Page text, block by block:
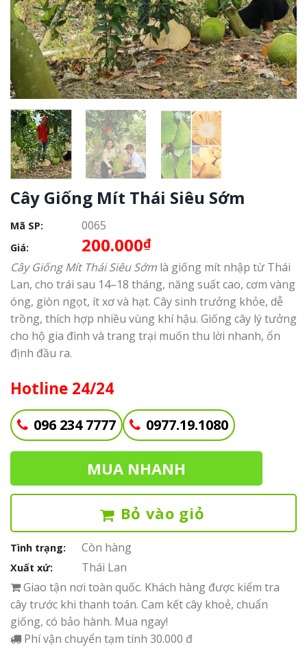
Cây Giống Mít Thái Siêu Sớm
Mã SP: 0065
Giá: 200.000₫
Cây Giống Mít Thái Siêu Sớm là giống mít nhập từ Thái
Lan, cho trái sau 14–18 tháng, năng suất cao, cơm vàng
óng, giòn ngọt, ít xơ và hạt. Cây sinh trưởng khỏe, dễ
trồng, thích hợp nhiều vùng khí hậu. Giống cây lý tưởng
cho hộ gia đình và trang trại muốn thu lời nhanh, ổn
định đầu ra.
Hotline 24/24
096 234 7777 0977.19.1080
MUA NHANH
Bỏ vào giỏ
Tình trạng: Còn hàng
Xuất xứ:
Thái Lan
Giao tận nơi toàn quốc. Khách hàng được kiểm tra
cây trước khi thanh toán. Cam kết cây khoẻ, chuẩn
giống, có bảo hành. Mua ngay!
Phí vận chuyển tạm tính 30.000 đ